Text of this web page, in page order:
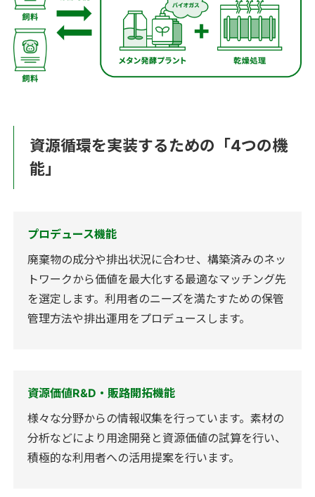
資源循環を実装するための「4つの機
能」
プロデュース機能
廃棄物の成分や排出状況に合わせ、構築済みのネッ
トワークから価値を最大化する最適なマッチング先
を選定します。利用者のニーズを満たすための保管
管理方法や排出運用をプロデュースします。
資源価値R&D・販路開拓機能
様々な分野からの情報収集を行っています。素材の
分析などにより用途開発と資源価値の試算を行い、
積極的な利用者への活用提案を行います。